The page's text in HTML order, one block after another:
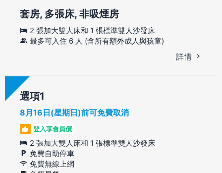
套房, 多張床, 非吸煙房
2 張加大雙人床和 1 張標準雙人沙發床
最多可入住 6 人 (含所有額外成人與孩童)
詳情
選項
8月16日(星期日)前可免費取消
登入享會員價
2 張加大雙人床和 1 張標準雙人沙發床
免費自助停車
免費無線上網